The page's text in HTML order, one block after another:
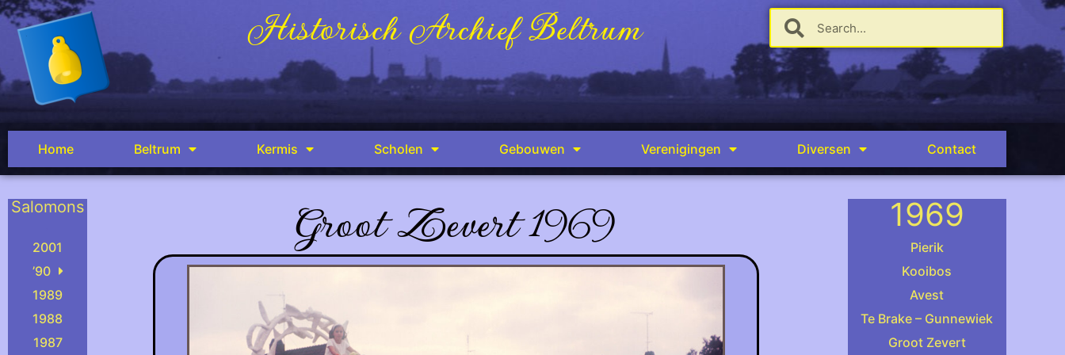
Historisch Archief Beltrum
Home Beltrum Kermis Scholen Gebouwen Verenigingen Diversen Contact
Salomons
2001
’90
1989
1988
1987
Groot Zevert 1969 1969
Pierik
Kooibos
Avest
Te Brake – Gunnewiek
Groot Zevert